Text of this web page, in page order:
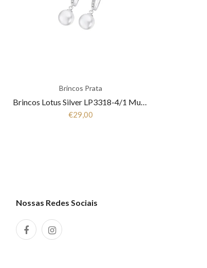
Brincos Prata
Brincos Lotus Silver LP3318-4/1 Mulher Prata
€29,00
Nossas Redes Sociais